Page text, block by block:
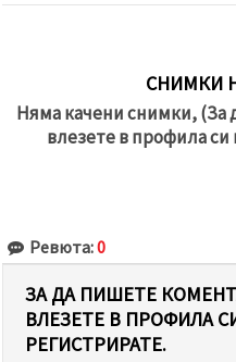
СНИМКИ
Няма качени снимки, (За
влезете в профила си
Ревюта:0
ЗА ДА ПИШЕТЕ
ВЛЕЗЕТЕ В ПРОФИЛА
РЕГИСТРИРАТЕ.